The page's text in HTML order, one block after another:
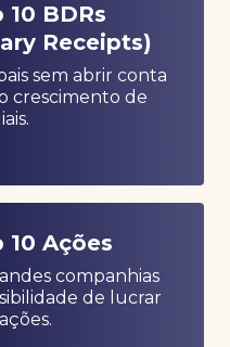
10 BDRs
Receipts)
sem abrir conta
crescimento de
10 Ações
companhias
de lucrar